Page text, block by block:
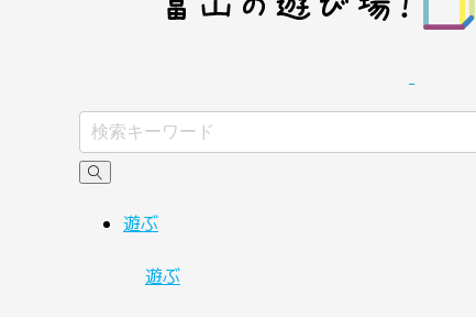
遊ぶ
遊ぶ